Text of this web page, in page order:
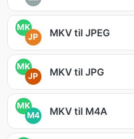
MK
JP
MKV til JPEG
MK
JP
MKV til JPG
MK
M4
MKV til M4A